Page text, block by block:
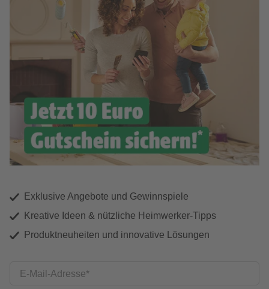
Exklusive Angebote und Gewinnspiele
Kreative Ideen & nützliche Heimwerker-Tipps
Produktneuheiten und innovative Lösungen
E-Mail-Adresse